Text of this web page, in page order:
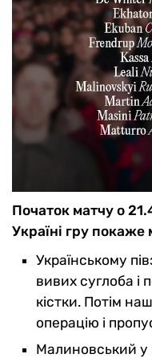
Початок матчу о
Україні гру покаже
Українському
вивих суглоба і
кістки. Потім
операцію і
Малиновський у